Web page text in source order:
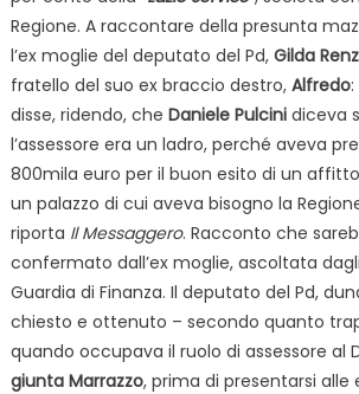
Regione. A raccontare della presunta
l’ex moglie del deputato del Pd, Gilda
fratello del suo ex braccio destro, Alfredo
disse, ridendo, che Daniele Pulcinidiceva
l’assessore era un ladro, perché aveva
800mila euro per il buon esito di un
un palazzo di cui aveva bisogno la
riporta Il Messaggero. Racconto che
confermato dall’ex moglie, ascoltata
Guardia di Finanza. Il deputato del Pd,
chiesto e ottenuto – secondo quanto
quando occupava il ruolo di assessore al
giunta Marrazzo, prima di presentarsi alle